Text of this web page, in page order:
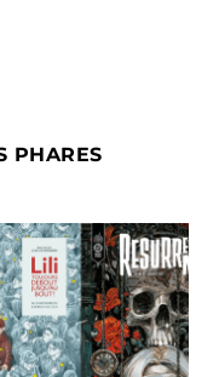
PHARES